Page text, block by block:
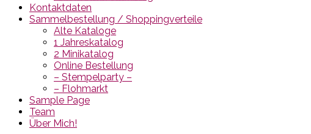
Kontaktdaten
Sammelbestellung / Shoppingverteile
Alte Kataloge
1 Jahreskatalog
2 Minikatalog
Online Bestellung
– Stempelparty –
– Flohmarkt
Sample Page
Team
Über Mich!